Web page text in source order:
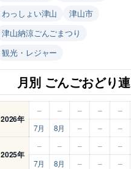
わっしょい津山
津山市
津山納涼ごんごまつり
観光・レジャー
月別 ごんごおどり連
2026年
– – – – –
7月
8月 – – –
2025年
– – – – –
7月
8月 – – –